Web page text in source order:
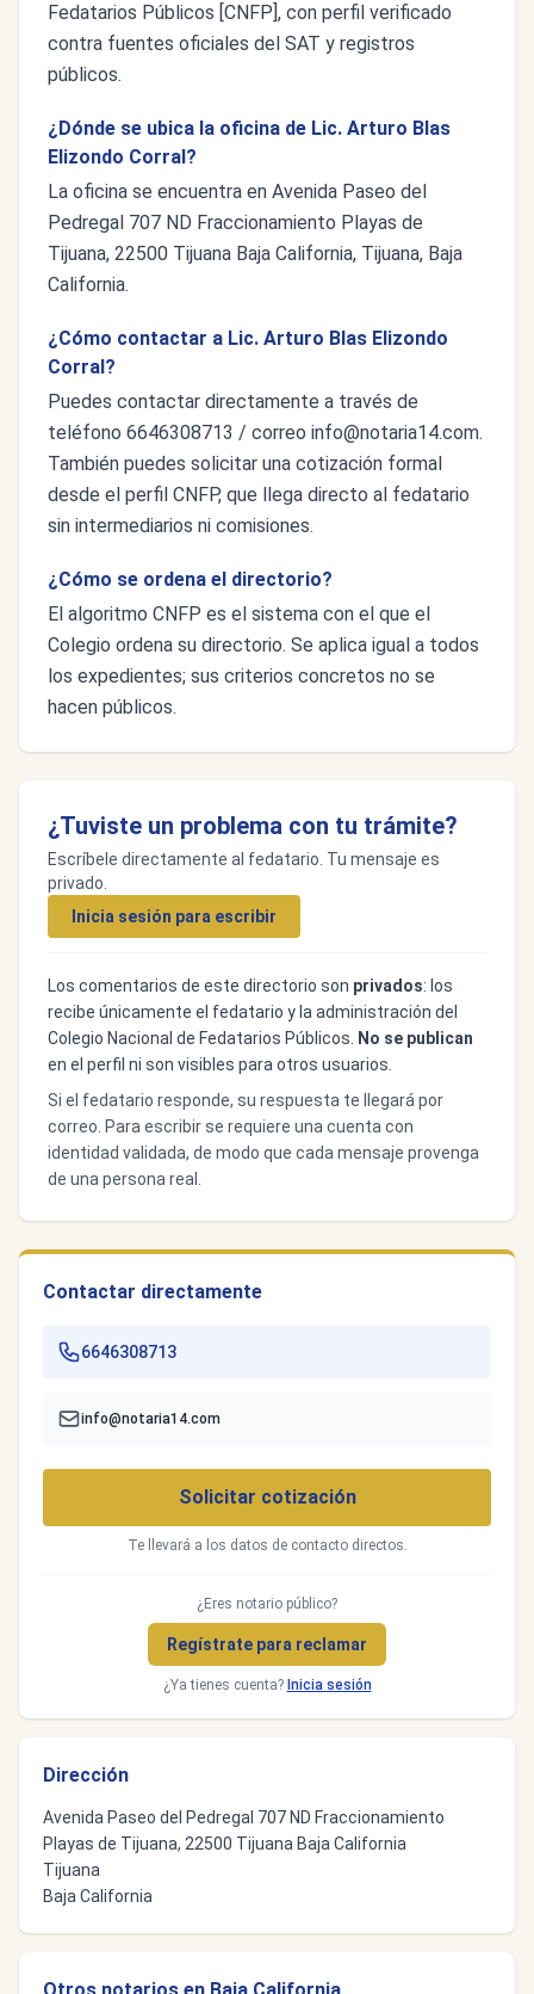
Fedatarios Públicos [CNFP], con perfil verificado
contra fuentes oficiales del SAT y registros
públicos.
¿Dónde se ubica la oficina de Lic. Arturo Blas
Elizondo Corral?
La oficina se encuentra en Avenida Paseo del
Pedregal 707 ND Fraccionamiento Playas de
Tijuana, 22500 Tijuana Baja California, Tijuana, Baja
California.
¿Cómo contactar a Lic. Arturo Blas Elizondo
Corral?
Puedes contactar directamente a través de
teléfono 6646308713 / correo info@notaria14.com.
También puedes solicitar una cotización formal
desde el perfil CNFP, que llega directo al fedatario
sin intermediarios ni comisiones.
¿Cómo se ordena el directorio?
El algoritmo CNFP es el sistema con el que el
Colegio ordena su directorio. Se aplica igual a todos
los expedientes; sus criterios concretos no se
hacen públicos.
¿Tuviste un problema con tu trámite?
Escríbele directamente al fedatario. Tu mensaje es
privado.
Inicia sesión para escribir
Los comentarios de este directorio son privados: los
recibe únicamente el fedatario y la administración del
Colegio Nacional de Fedatarios Públicos.
No se publican
en el perfil ni son visibles para otros usuarios.
Si el fedatario responde, su respuesta te llegará por
correo. Para escribir se requiere una cuenta con
identidad validada, de modo que cada mensaje provenga
de una persona real.
Contactar directamente
6646308713
info@notaria14.com
Solicitar cotización
Te llevará a los datos de contacto directos.
¿Eres notario público?
Regístrate para reclamar
¿Ya tienes cuenta? Inicia sesión
Dirección
Avenida Paseo del Pedregal 707 ND Fraccionamiento
Playas de Tijuana, 22500 Tijuana Baja California
Tijuana
Baja California